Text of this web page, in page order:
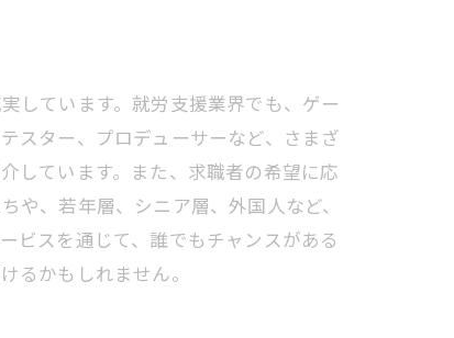
しています。就労支援業界でも、ゲー
スター、プロデューサーなど、さまざ
しています。また、求職者の希望に応
、若年層、シニア層、外国人など、
ビスを通じて、誰でもチャンスがある
るかもしれません。